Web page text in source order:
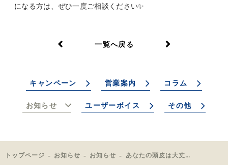
になる方は、ぜひ一度ご相談ください✨
一覧へ戻る
キャンペーン 営業案内 コラム
お知らせ ユーザーボイス その他
トップページ お知らせ お知らせ あなたの頭皮は大丈夫ですか？